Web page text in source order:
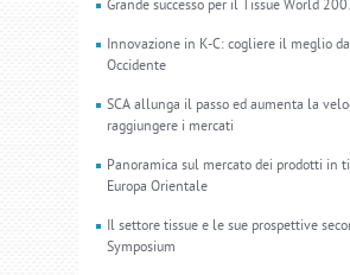
Grande successo per il Tissue World
Innovazione in K-C: cogliere il meglio
Occidente
SCA allunga il passo ed aumenta la
raggiungere i mercati
Panoramica sul mercato dei prodotti in
Europa Orientale
Il settore tissue e le sue prospettive
Symposium